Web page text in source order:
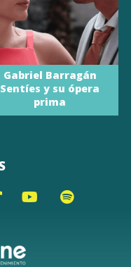
Gabriel Barragán
Sentíes y su ópera
prima